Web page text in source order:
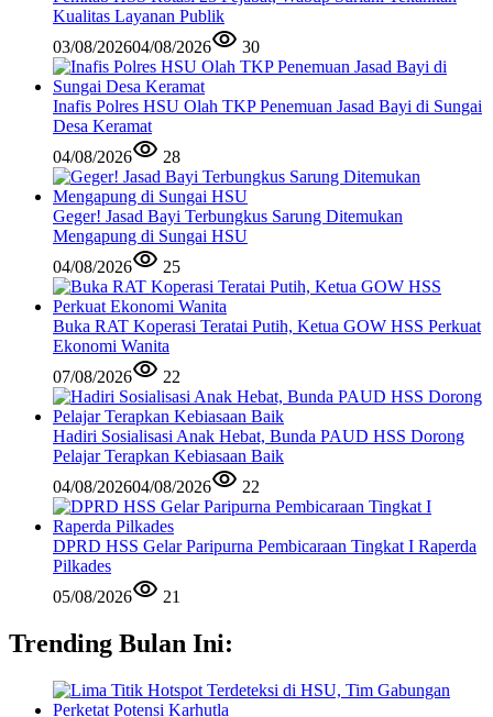
Kualitas Layanan Publik
03/08/202604/08/2026 30
Inafis Polres HSU Olah TKP Penemuan Jasad Bayi di Sungai
Desa Keramat
04/08/2026
28
Geger! Jasad Bayi Terbungkus Sarung Ditemukan
Mengapung di Sungai HSU
04/08/2026
25
Buka RAT Koperasi Teratai Putih, Ketua GOW HSS Perkuat
Ekonomi Wanita
07/08/2026
22
Hadiri Sosialisasi Anak Hebat, Bunda PAUD HSS Dorong
Pelajar Terapkan Kebiasaan Baik
04/08/202604/08/2026 22
DPRD HSS Gelar Paripurna Pembicaraan Tingkat I Raperda
Pilkades
05/08/2026
21
Trending Bulan Ini: